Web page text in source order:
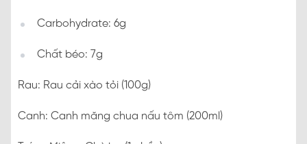
Carbohydrate: 6g
Chất béo: 7g
Rau: Rau cải xào tỏi (100g)
Canh: Canh măng chua nấu tôm (200ml)